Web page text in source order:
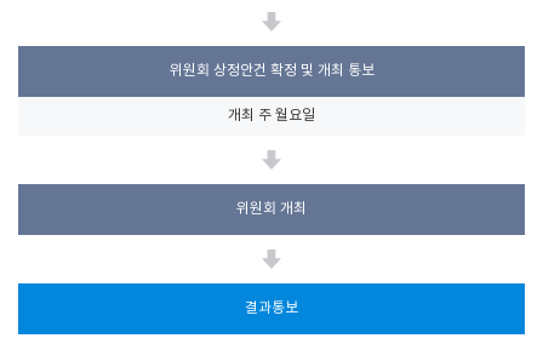
위원회 상정안건 확정 및 개최 통보
개최 주 월요일
위원회 개최
결과통보